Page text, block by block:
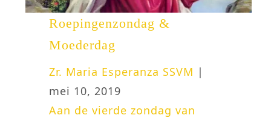
Roepingenzondag &
Moederdag
Zr. Maria Esperanza SSVM |
mei 10, 2019
Aan de vierde zondag van